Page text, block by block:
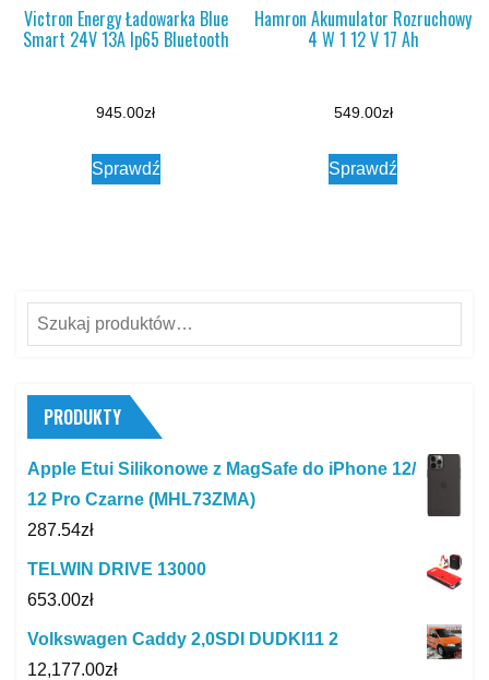
Victron Energy Ładowarka Blue
Smart 24V 13A Ip65 Bluetooth
945.00zł
Sprawdź
Hamron Akumulator Rozruchowy
4 W 1 12 V 17 Ah
549.00zł
Sprawdź
Szukaj:
PRODUKTY
Apple Etui Silikonowe z MagSafe do iPhone 12/
12 Pro Czarne (MHL73ZMA)
287.54zł
TELWIN DRIVE 13000
653.00zł
Volkswagen Caddy 2,0SDI DUDKI11 2
12,177.00zł